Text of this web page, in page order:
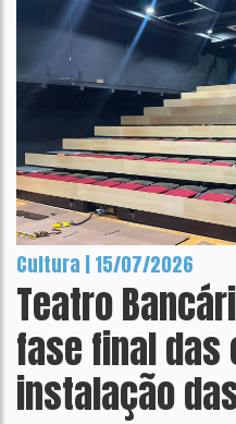
Cultura | 15/07/2026
Teatro
fase final das
instalação